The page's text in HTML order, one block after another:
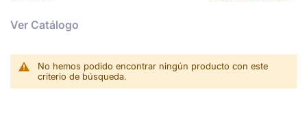
Ver Catálogo
No hemos podido encontrar ningún producto con este
criterio de búsqueda.